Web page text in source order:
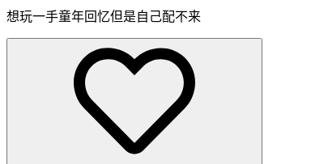
想玩一手童年回忆但是自己配不来